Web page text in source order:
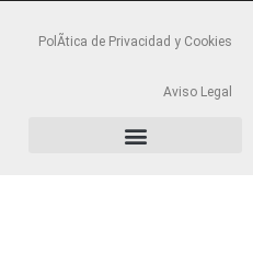
PolÃ­tica de Privacidad y Cookies
Aviso Legal